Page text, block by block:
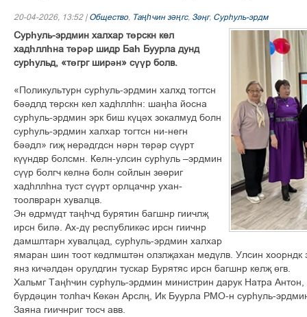
20-04-2026, 13:52 | Общество, Таңһчин зәңгс, Зіњг, Сурєуль-эрдм
Сурһуль-эрдмин халхар төрскн кел
хадһллһна төрәр шидр Баһ Буурла дунд
сурһульд, «төгрг ширән» сүүр болв.
«Поликультурн сурһуль-эрдмин халхд тогтсн
бәәдлд төрскн кел хадһллһн: шаңһа йосна
сурһуль-эрдмин эрк биш күцәх зокалмуд болн
сурһуль-эрдмин халхар тогтсн ни-негн
бәәдл» гиҗ нерәдгдсн нәрн төрәр сүүрт
күүндвр болсмн. Келн-улсин сурһуль –эрдмин
сүүр болгч келнә болн сойлын зөөриг
хадһллһна туст сүүрт орлцачнр ухан-
тоолврарн хувалцв.
Эн өдрмүдт таңһчд бурятин багшнр гиичлҗ
ирсн билә. Ах-дү республикәс ирсн гиичнр
дамшлтарн хувалцад, сурһуль-эрдмин халхар
ямаран шин тоот көдлмштән олзлҗахан медүлв. Улсин хоорндк
янз кичәлдән орулдгин тускар Бурятяс ирсн багшнр келҗ өгв.
Хальмг Таңһчин сурһуль-эрдмин министрин дарук Натра
бүрдәцин толһач Көкән Арслң, Ик Буурла РМО-н сурһуль-
Заяна гиичнриг тосч авв.